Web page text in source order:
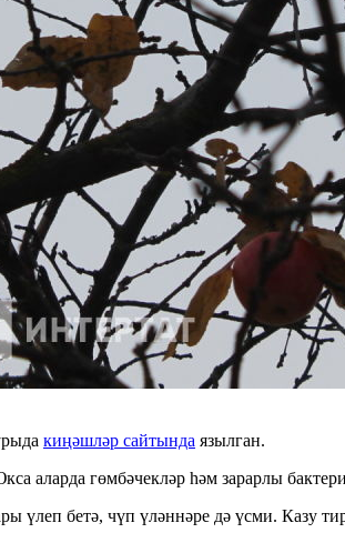
киңәшләр сайтында язылган.
аларда гөмбәчекләр һәм зарарлы
үлеп бетә, чүп үләннәре дә үсми. Казу